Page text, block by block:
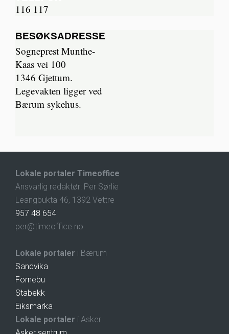
116 117
BESØKSADRESSE
Sogneprest Munthe-
Kaas vei 100
1346 Gjettum.
Legevakten ligger ved
Bærum sykehus.
Lokale portaler Timeoffice
Ansvarlig redaktør: Per Sørlie
Leangbukta 46, 1392 Vettre
957 48 654
per@timeoffice.no
Lokale portaler i Bærum
Sandvika
Fornebu
Stabekk
Eiksmarka
Lokale portaler i Asker